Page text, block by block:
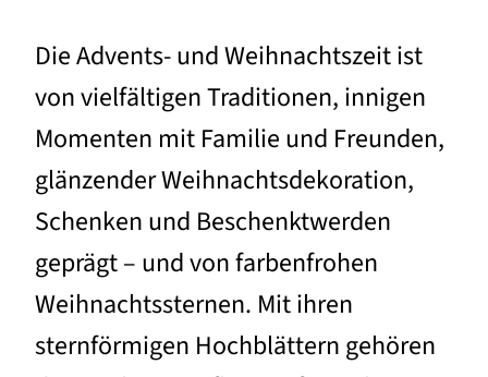
Die Advents- und Weihnachtszeit ist
von vielfältigen Traditionen, innigen
Momenten mit Familie und Freunden,
glänzender Weihnachtsdekoration,
Schenken und Beschenktwerden
geprägt – und von farbenfrohen
Weihnachtssternen. Mit ihren
sternförmigen Hochblättern gehören